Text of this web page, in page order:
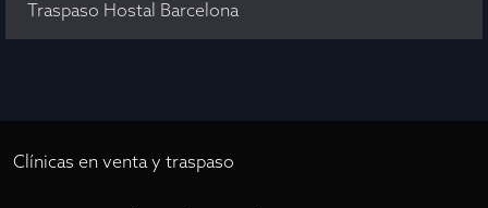
Traspaso Hostal Barcelona
Clínicas en venta y traspaso